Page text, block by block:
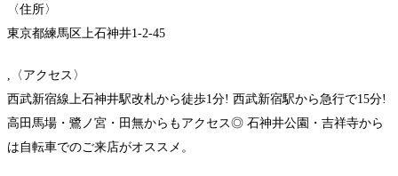
〈住所〉
東京都練馬区上石神井1-2-45
,〈アクセス〉
西武新宿線上石神井駅改札から徒歩1分! 西武新宿駅から急行で15分!
高田馬場・鷺ノ宮・田無からもアクセス◎ 石神井公園・吉祥寺から
は自転車でのご来店がオススメ。